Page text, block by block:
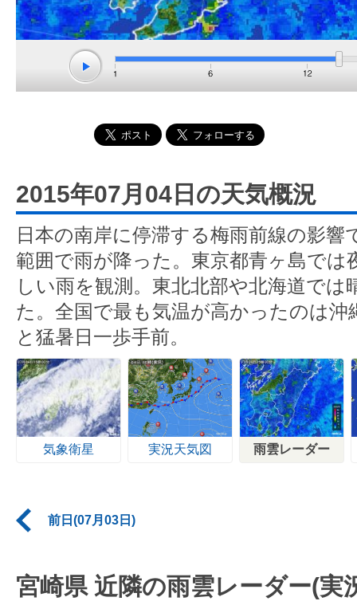
2015年07月04日の天気概況
日本の南岸に停滞する梅雨前線の影響
範囲で雨が降った。東京都青ヶ島では
しい雨を観測。東北北部や北海道で
た。全国で最も気温が高かったのは沖
と猛暑日一歩手前。
気象衛星 実況天気図 雨雲レーダー
前日(07月03日)
宮崎県 近隣の雨雲レーダー(実